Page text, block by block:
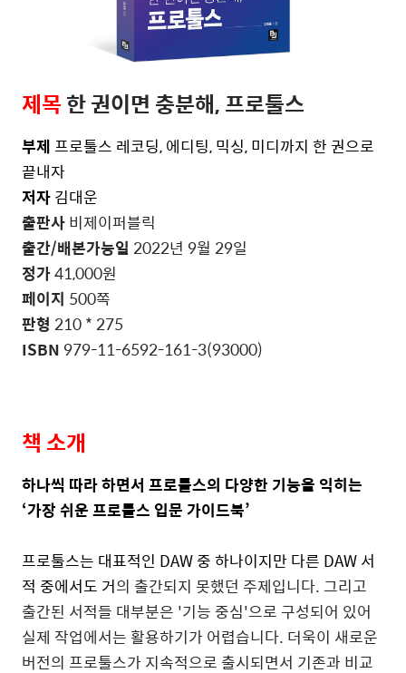
제목한 권이면 충분해,프로툴스
부제프로툴스 레코딩,에디팅,믹싱,미디까지 한 권으로
끝내자
저자김대운
출판사비제이퍼블릭
출간/배본가능일 2022년 9월 29일
정가41,000원
페이지 500쪽
판형 210 * 275
ISBN 979-11-6592-161-3(93000)
책 소개
하나씩 따라 하면서 프로툴스의 다양한 기능을 익히는
‘가장 쉬운 프로툴스 입문 가이드북’
프로툴스는 대표적인 DAW중 하나이지만 다른 DAW서
적 중에서도 거의 출간되지 못했던 주제입니다. 그리고
출간된 서적들 대부분은 '기능 중심'으로 구성되어 있어
실제 작업에서는 활용하기가 어렵습니다. 더욱이 새로운
버전의 프로툴스가 지속적으로 출시되면서 기존과 비교